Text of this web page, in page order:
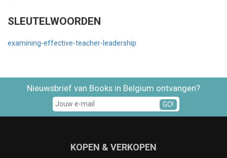
SLEUTELWOORDEN
examining-effective-teacher-leadership
Nieuwsbrief van Books in Belgium ontvangen?
GO!
KOPEN & VERKOPEN